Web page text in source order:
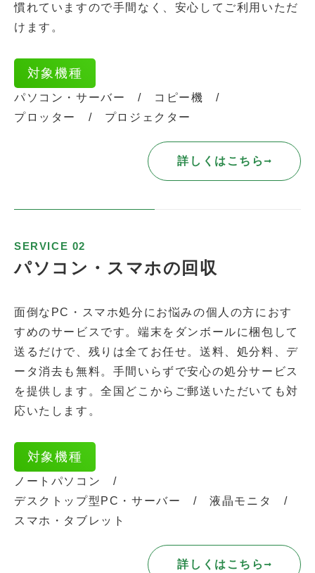
慣れていますので手間なく、安心してご利用いただ
けます。
対象機種
パソコン・サーバー
コピー機
プロッター
プロジェクター
詳しくはこちら
SERVICE 02
パソコン・スマホの回収
面倒なPC・スマホ処分にお悩みの個人の方におす
すめのサービスです。端末をダンボールに梱包して
送るだけで、残りは全てお任せ。送料、処分料、デ
ータ消去も無料。手間いらずで安心の処分サービス
を提供します。全国どこからご郵送いただいても対
応いたします。
対象機種
ノートパソコン
デスクトップ型PC・サーバー
液晶モニタ
スマホ・タブレット
詳しくはこちら